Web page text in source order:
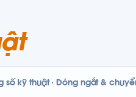
số kỹ thuật · Đóng ngắt &